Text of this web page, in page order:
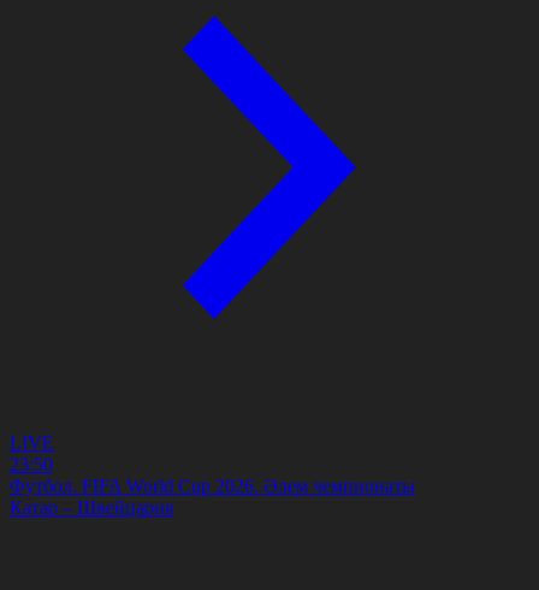
LIVE
23:50
Футбол. FIFA World Cup 2026. Әлем чемпионаты
Катар – Швейцария